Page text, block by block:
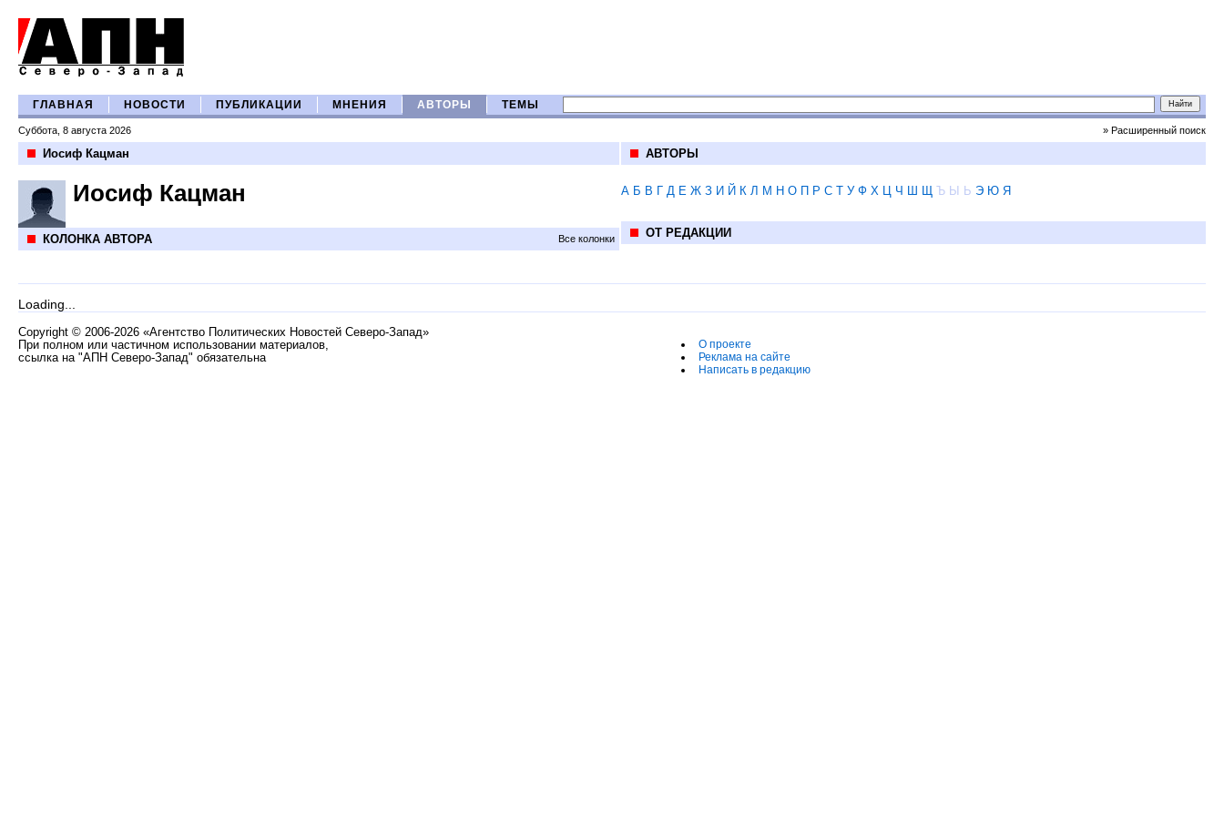
ГЛАВНАЯ НОВОСТИ ПУБЛИКАЦИИ МНЕНИЯ АВТОРЫ ТЕМЫ
Суббота, 8 августа 2026 » Расширенный поиск
Иосиф Кацман
Иосиф Кацман
КОЛОНКА АВТОРА Все колонки
АВТОРЫ
А Б В Г Д Е Ж З И Й К Л М Н О П Р С Т У Ф Х Ц Ч Ш Щ Ъ Ы Ь Э Ю Я
ОТ РЕДАКЦИИ
Loading...
Copyright © 2006-2026 «Агентство Политических Новостей Северо-Запад»
При полном или частичном использовании материалов,
ссылка на "АПН Северо-Запад" обязательна
О проекте
Реклама на сайте
Написать в редакцию